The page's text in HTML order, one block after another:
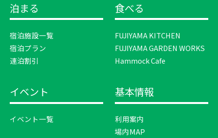
泊まる
宿泊施設一覧
宿泊プラン
連泊割引
食べる
FUJIYAMA KITCHEN
FUJIYAMA GARDEN WORKS
Hammock Cafe
イベント
イベント一覧
基本情報
利用案内
場内MAP